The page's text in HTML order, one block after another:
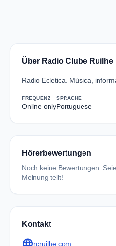
Über Radio Clube Ruilhe
Radio Ecletica. Música,
FREQUENZ
Online only
SPRACHE
Portuguese
Hörerbewertungen
Noch keine Bewertungen.
Meinung teilt!
Kontakt
rcruilhe.com